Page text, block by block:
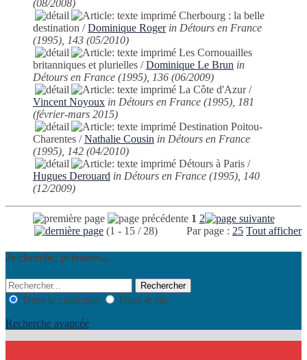
(08/2008)
Cherbourg : la belle
destination /Dominique Roger in Détours en France
(1995), 143 (05/2010)
Les Cornouailles
britanniques et plurielles /Dominique Le Brun in
Détours en France (1995), 136 (06/2009)
La Côte d'Azur/
Vincent Noyoux in Détours en France (1995), 181
(février-mars 2015)
Destination Poitou-
Charentes /Nathalie Cousin in Détours en France
(1995), 142 (04/2010)
Détours à Paris /
Hugues Derouard in Détours en France (1995), 140
(12/2009)
1 2
(1 - 15 / 28)
Par page : 25 Tout afficher
Je cherche, je trouve...
Dans le catalogue
Dans le site
Recherche avancée